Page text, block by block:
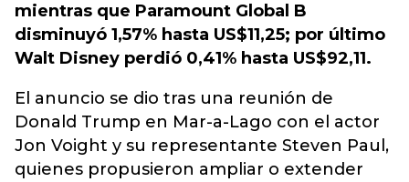
mientras que Paramount Global B
disminuyó 1,57% hasta US$11,25; por último
Walt Disney perdió 0,41% hasta US$92,11.
El anuncio se dio tras una reunión de
Donald Trump en Mar-a-Lago con el actor
Jon Voight y su representante Steven Paul,
quienes propusieron ampliar o extender